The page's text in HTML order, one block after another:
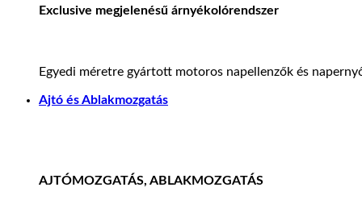
Exclusive megjelenésű árnyékolórendszer
Egyedi méretre gyártott motoros napellenzők és
Ajtó és Ablakmozgatás
AJTÓMOZGATÁS, ABLAKMOZGATÁS